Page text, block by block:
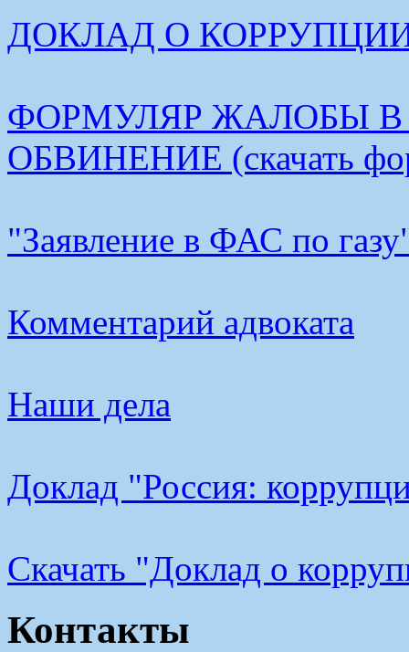
ДОКЛАД О КОРРУПЦИИ
ФОРМУЛЯР ЖАЛОБЫ
ОБВИНЕНИЕ (скачать
"Заявление в ФАС по
Комментарий адвоката
Наши дела
Доклад "Россия:
Cкачать "Доклад о
Контакты